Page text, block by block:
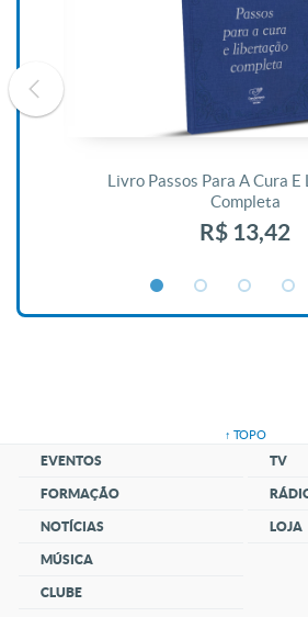
Livro Passos Para A Cura
Completa
R$ 13,42
↑ TOPO
EVENTOS
FORMAÇÃO
NOTÍCIAS
MÚSICA
CLUBE
TV
LOJA